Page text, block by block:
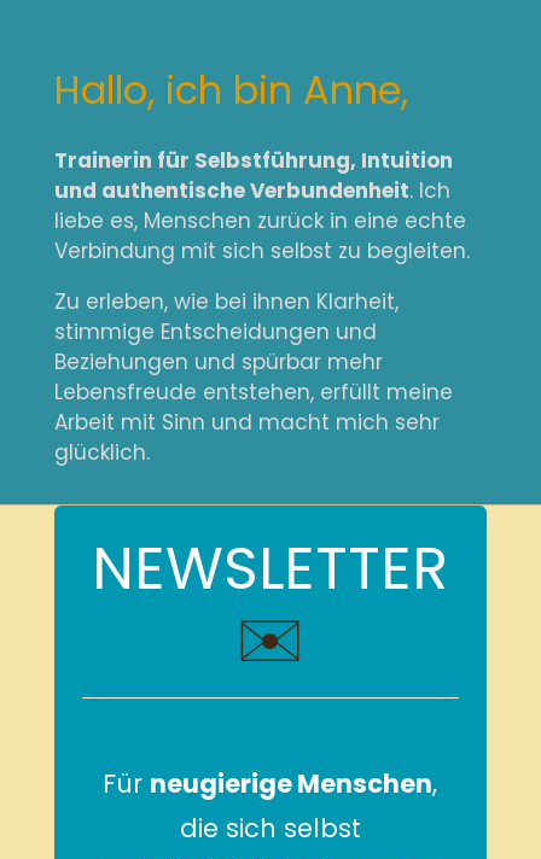
Hallo, ich bin Anne,
Trainerin für Selbstführung, Intuition
und authentische Verbundenheit. Ich
liebe es, Menschen zurück in eine echte
Verbindung mit sich selbst zu begleiten.
Zu erleben, wie bei ihnen Klarheit,
stimmige Entscheidungen und
Beziehungen und spürbar mehr
Lebensfreude entstehen, erfüllt meine
Arbeit mit Sinn und macht mich sehr
glücklich.
NEWSLETTER
✉️
Für neugierige Menschen,
die sich selbst